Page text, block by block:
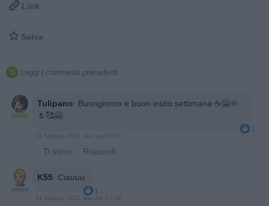
 Link
 Salva
 Leggi i commenti precedenti...
Tulipano: Buongiorno e buon inizio settimana ☕🤗🌞
🌷🥰🤗
2
31 Maggio 2021 alle ore 10:07
· Ti stimo · Rispondi
K55: Ciauuu
1
31 Maggio 2021 alle ore 17:29